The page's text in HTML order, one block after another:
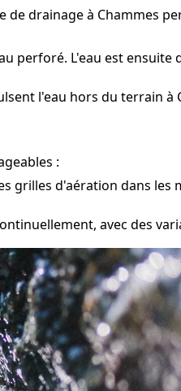
drainage à Chammes
perforé. L'eau est ensuite
l'eau hors du terrain à
:
grilles d'aération dans les
avec des